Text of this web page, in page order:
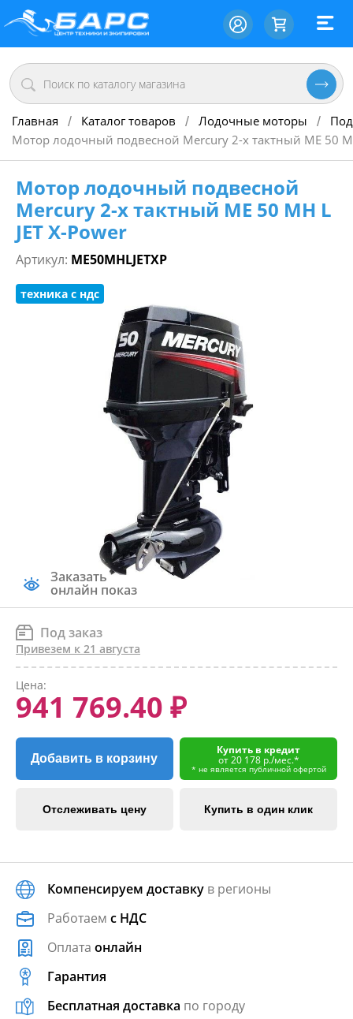
Главная / Каталог товаров / Лодочные моторы /
Мотор лодочный подвесной Mercury 2-х тактный ME 50
Мотор лодочный подвесной
Mercury 2-х тактный ME 50 MH L
JET X-Power
Артикул: ME50MHLJETXP
техника с ндс
Заказать
онлайн показ
Под заказ
Привезем к 21 августа
Цена:
941 769.40 ₽
Добавить в корзину
Купить в кредит
от 20 178 р./мес.*
* не является публичной офертой
Отслеживать цену Купить в один клик
Компенсируем доставку в регионы
Работаем с НДС
Оплата онлайн
Гарантия
Бесплатная доставка по городу